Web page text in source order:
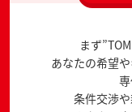
まず
あなたの希望
条件交渉